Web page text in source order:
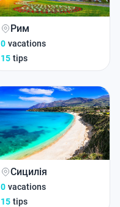
Рим
0 vacations
15 tips
Сицилія
0 vacations
15 tips